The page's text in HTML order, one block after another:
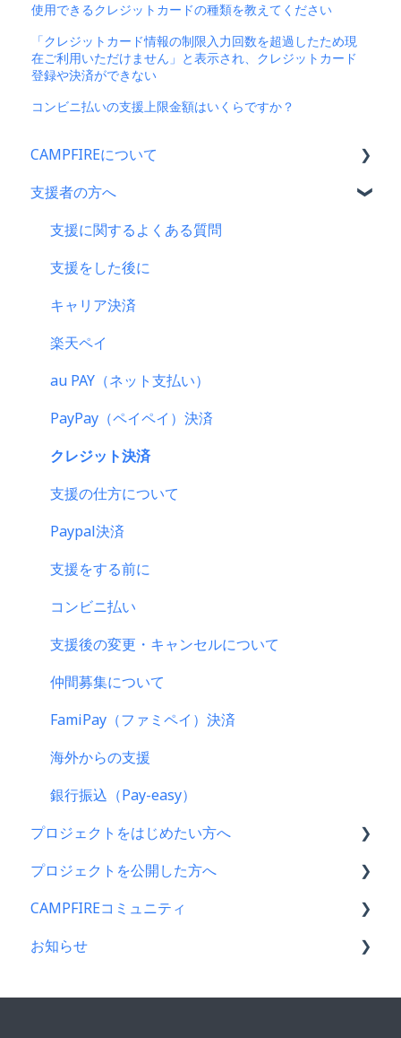
使用できるクレジットカードの種類を教えてください
「クレジットカード情報の制限入力回数を超過したため現
在ご利用いただけません」と表示され、クレジットカード
登録や決済ができない
コンビニ払いの支援上限金額はいくらですか？
CAMPFIREについて
CAMPFIRE各種制度の規約について
CAMPFIREふるさと納税について
はじめての方へ
登録情報に関するよくある質問
新規会員登録・ログイン・ログアウトについて
登録情報の確認・変更・削除について
マイページの機能について
CAMPFIREブランドリソース
支援者の方へ
支援に関するよくある質問
支援をした後に
キャリア決済
楽天ペイ
au PAY（ネット支払い）
PayPay（ペイペイ）決済
クレジット決済
支援の仕方について
Paypal決済
支援をする前に
コンビニ払い
支援後の変更・キャンセルについて
仲間募集について
FamiPay（ファミペイ）決済
海外からの支援
銀行振込（Pay-easy）
プロジェクトをはじめたい方へ
プロジェクトをはじめる前に
プロジェクト作成時によくある質問
プロジェクト作成について
プロジェクトを公開した方へ
支援金の振込について
プロジェクトを公開したら
CAMPFIREコミュニティ
コミュニティメンバー向け
お知らせ